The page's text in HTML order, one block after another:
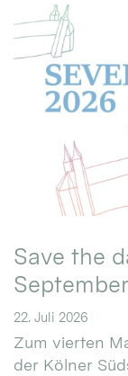
Save the
22. Juli 2026
Zum vierten
der Kölner